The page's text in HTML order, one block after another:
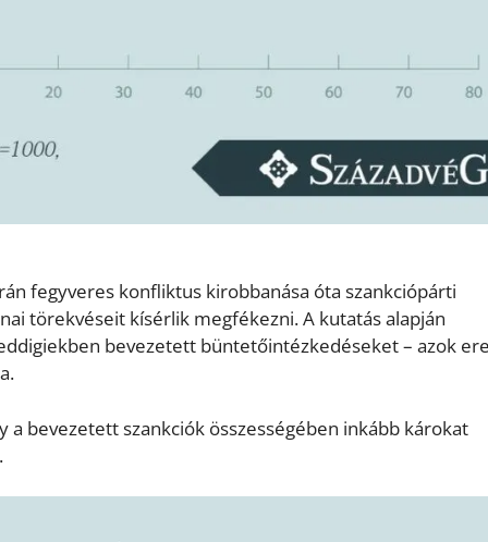
fegyveres konfliktus kirobbanása óta szankciópárti
törekvéseit kísérlik megfékezni. A kutatás alapján
bevezetett büntetőintézkedéseket – azok
a bevezetett szankciók összességében inkább károkat